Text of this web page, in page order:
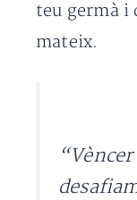
teu germà i
mateix.